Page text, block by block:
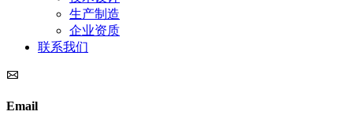
生产制造
企业资质
联系我们
Email